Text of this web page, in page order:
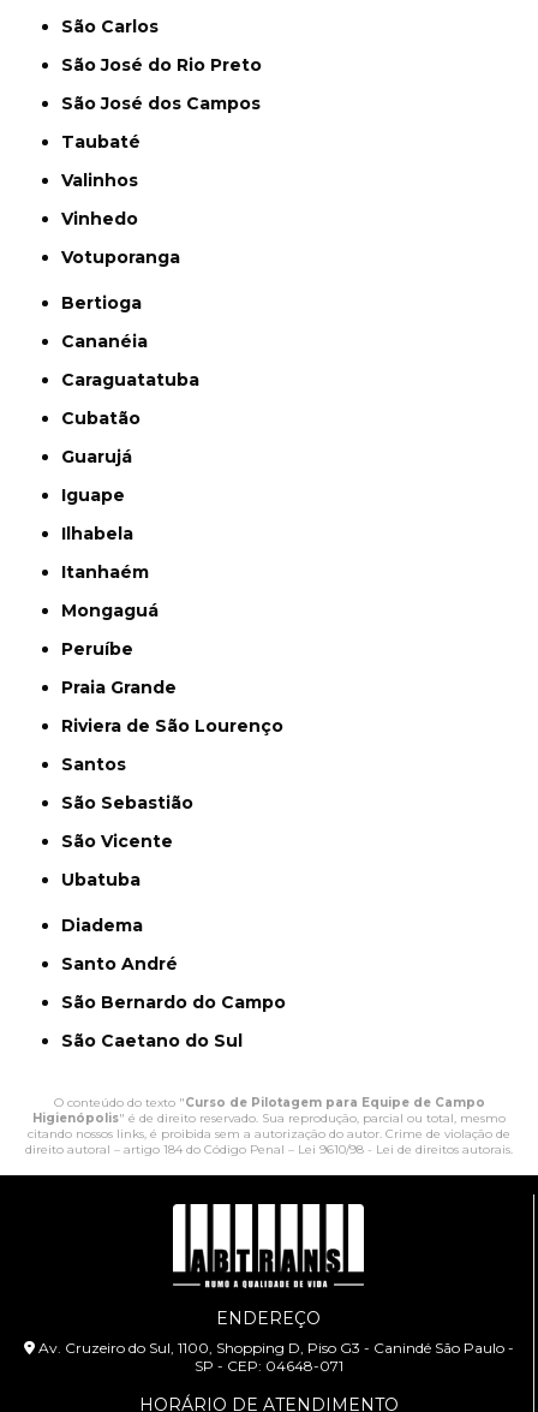
São Carlos
São José do Rio Preto
São José dos Campos
Taubaté
Valinhos
Vinhedo
Votuporanga
Bertioga
Cananéia
Caraguatatuba
Cubatão
Guarujá
Iguape
Ilhabela
Itanhaém
Mongaguá
Peruíbe
Praia Grande
Riviera de São Lourenço
Santos
São Sebastião
São Vicente
Ubatuba
Diadema
Santo André
São Bernardo do Campo
São Caetano do Sul
O conteúdo do texto "Curso de Pilotagem para Equipe de Campo
Higienópolis" é de direito reservado. Sua reprodução, parcial ou total, mesmo
citando nossos links, é proibida sem a autorização do autor. Crime de violação de
direito autoral – artigo 184 do Código Penal – Lei 9610/98 - Lei de direitos autorais.
ENDEREÇO
Av. Cruzeiro do Sul, 1100, Shopping D, Piso G3 - Canindé São Paulo -
SP - CEP: 04648-071
HORÁRIO DE ATENDIMENTO